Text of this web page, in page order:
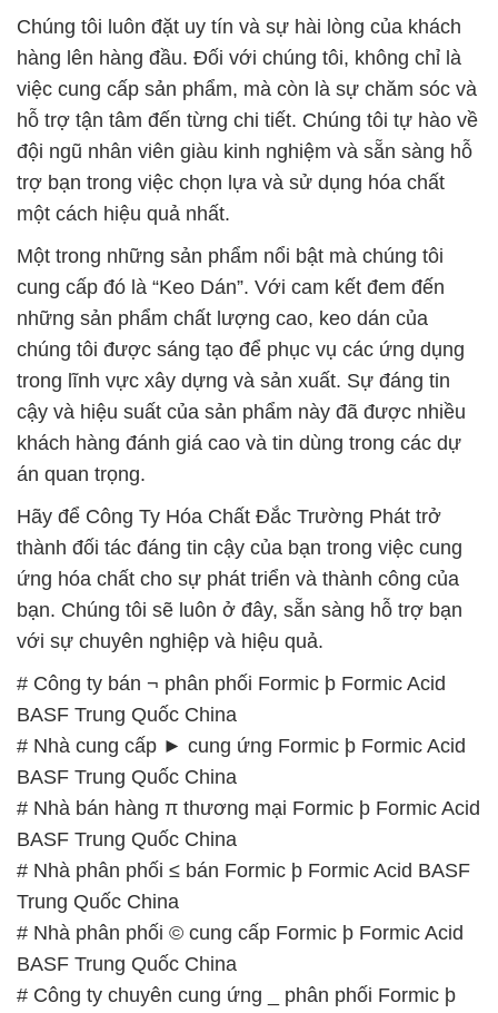
Chúng tôi luôn đặt uy tín và sự hài lòng của khách
hàng lên hàng đầu. Đối với chúng tôi, không chỉ là
việc cung cấp sản phẩm, mà còn là sự chăm sóc và
hỗ trợ tận tâm đến từng chi tiết. Chúng tôi tự hào về
đội ngũ nhân viên giàu kinh nghiệm và sẵn sàng hỗ
trợ bạn trong việc chọn lựa và sử dụng hóa chất
một cách hiệu quả nhất.
Một trong những sản phẩm nổi bật mà chúng tôi
cung cấp đó là “Keo Dán”. Với cam kết đem đến
những sản phẩm chất lượng cao, keo dán của
chúng tôi được sáng tạo để phục vụ các ứng dụng
trong lĩnh vực xây dựng và sản xuất. Sự đáng tin
cậy và hiệu suất của sản phẩm này đã được nhiều
khách hàng đánh giá cao và tin dùng trong các dự
án quan trọng.
Hãy để Công Ty Hóa Chất Đắc Trường Phát trở
thành đối tác đáng tin cậy của bạn trong việc cung
ứng hóa chất cho sự phát triển và thành công của
bạn. Chúng tôi sẽ luôn ở đây, sẵn sàng hỗ trợ bạn
với sự chuyên nghiệp và hiệu quả.
# Công ty bán ¬ phân phối Formic þ Formic Acid
BASF Trung Quốc China
# Nhà cung cấp ► cung ứng Formic þ Formic Acid
BASF Trung Quốc China
# Nhà bán hàng π thương mại Formic þ Formic Acid
BASF Trung Quốc China
# Nhà phân phối ≤ bán Formic þ Formic Acid BASF
Trung Quốc China
# Nhà phân phối © cung cấp Formic þ Formic Acid
BASF Trung Quốc China
# Công ty chuyên cung ứng _ phân phối Formic þ